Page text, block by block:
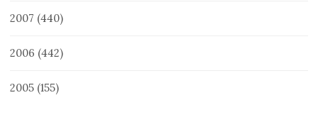
2007 (440)
2006 (442)
2005 (155)